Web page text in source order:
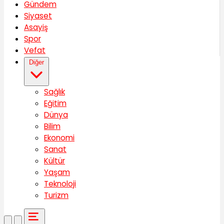
Gündem
Siyaset
Asayiş
Spor
Vefat
Diğer
Sağlık
Eğitim
Dünya
Bilim
Ekonomi
Sanat
Kültür
Yaşam
Teknoloji
Turizm